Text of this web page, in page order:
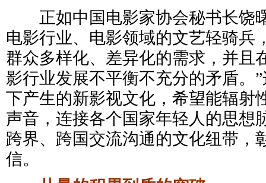
正如中国电影家协会秘书长饶
电影行业、电影领域的文艺轻骑兵
群众多样化、差异化的需求，并且
影行业发展不平衡不充分的矛盾。
下产生的新影视文化，希望能辐射
声音，连接各个国家年轻人的思想
跨界、跨国交流沟通的文化纽带，
信。